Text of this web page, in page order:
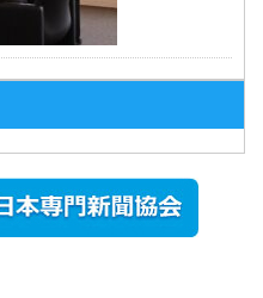
ォトスポッ
ト （8...